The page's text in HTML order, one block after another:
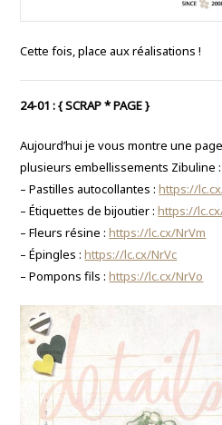
Cette fois, place aux réalisations !
24-01 : { SCRAP * PAGE }
Aujourd’hui je vous montre une
plusieurs embellissements Zibuline :
– Pastilles autocollantes :https://
– Étiquettes de bijoutier :https://
– Fleurs résine :https://lc.cx/NrVm
– Épingles :https://lc.cx/NrVc
– Pompons fils :https://lc.cx/NrVo